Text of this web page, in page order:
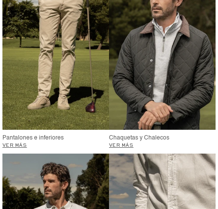
Pantalones e inferiores
VER MÁS
Chaquetas y Chalecos
VER MÁS